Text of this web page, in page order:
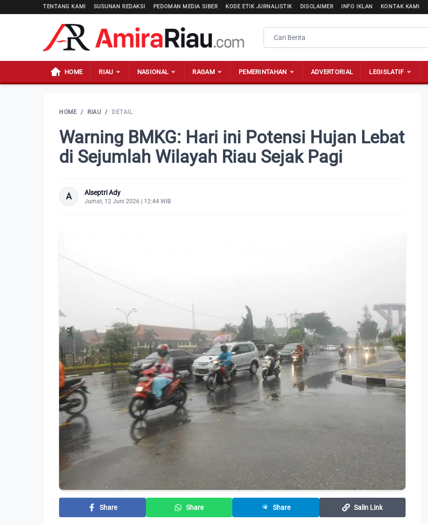
TENTANG KAMI SUSUNAN REDAKSI PEDOMAN MEDIA SIBER KODE ETIK JURNALISTIK DISCLAIMER INFO IKLAN KONTAK KAMI
HOME RIAU NASIONAL RAGAM PEMERINTAHAN ADVERTORIAL LEGISLATIF
HOME / RIAU / DETAIL
Warning BMKG: Hari ini Potensi Hujan Lebat
di Sejumlah Wilayah Riau Sejak Pagi
A Alseptri Ady
Jumat, 12 Juni 2026 | 12:44 WIB
Share Share Share Salin Link